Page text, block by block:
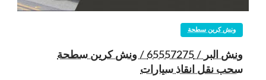
ونش كرين سطحة
ونش البر / 65557275 / ونش كرين سطحة
سحب نقل انقاذ سيارات